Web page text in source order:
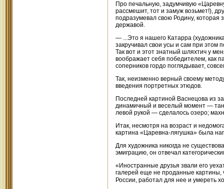
Про печальную, задумчивую
рассмешит, тот и замуж возьмет!),
подразумевал свою Родину, которая
державой.
— ...Это я нашего Катарра
закручивал свои усы и сам при
Так вот и этот знатный шляхтич у
воображает себя победителем, как
соперников гордо поглядывает,
Так, неизменно верный своему
введения портретных этюдов.
Последней картиной Васнецова из
динамичный и веселый момент —
левой рукой — сделалось озеро;
Итак, несмотря на возраст и
картина «Царевна-лягушка» была
Для художника никогда не
эмиграцию, он отвечал
«Иностранные друзья звали его
галерей еще не проданные картины,
России, работал для нее и умереть